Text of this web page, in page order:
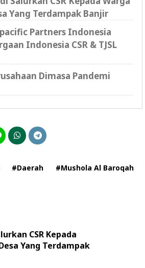
Yang Terdampak Banjir
Partners Indonesia
Indonesia CSR & TJSL
Dimasa Pandemi
#Daerah
#Mushola Al Baroqah
CSR Kepada
Yang Terdampak